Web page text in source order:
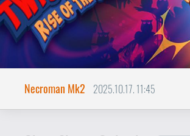
Giana Sisters Owlverlor BACKLOG
A baglyok nem azok, aminek
Az általam tavaly kijátszottGiana Sisters: